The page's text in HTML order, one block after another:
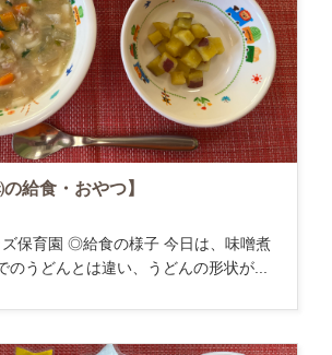
給食・おやつ】
保育園 ◎給食の様子 今日は、味噌煮
のうどんとは違い、うどんの形状が...